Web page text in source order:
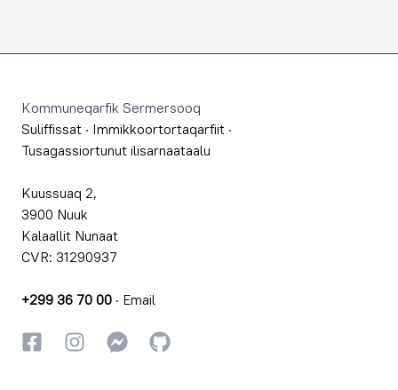
Kommuneqarfik Sermersooq
Suliffissat · Immikkoortortaqarfiit ·
Tusagassiortunut ilisarnaataalu
Kuussuaq 2,
3900 Nuuk
Kalaallit Nunaat
CVR: 31290937
+299 36 70 00 · Email
FacebookkiInstagrammiInstagrammi
GitHub